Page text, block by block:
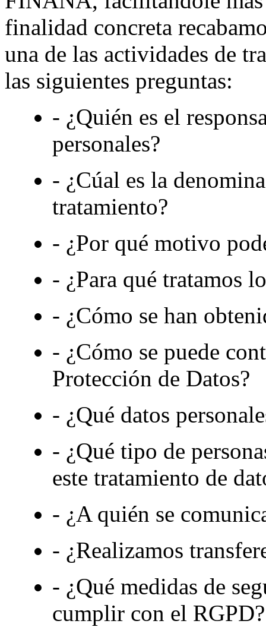
finalidad concreta
una de las actividades de
las siguientes preguntas:
- ¿Quién es el
personales?
- ¿Cúal es la
tratamiento?
- ¿Por qué motivo
- ¿Para qué tratamos
- ¿Cómo se han
- ¿Cómo se puede
Protección de Datos?
- ¿Qué datos
- ¿Qué tipo de
este tratamiento de
- ¿A quién se
- ¿Realizamos
- ¿Qué medidas de
cumplir con el RGPD?